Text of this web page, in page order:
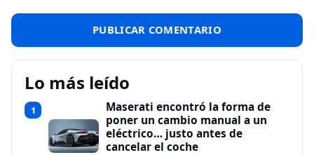
Lo más leído
1
Maserati encontró la forma de
poner un cambio manual a un
eléctrico… justo antes de
cancelar el coche